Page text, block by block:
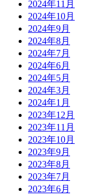
2024年11月
2024年10月
2024年9月
2024年8月
2024年7月
2024年6月
2024年5月
2024年3月
2024年1月
2023年12月
2023年11月
2023年10月
2023年9月
2023年8月
2023年7月
2023年6月